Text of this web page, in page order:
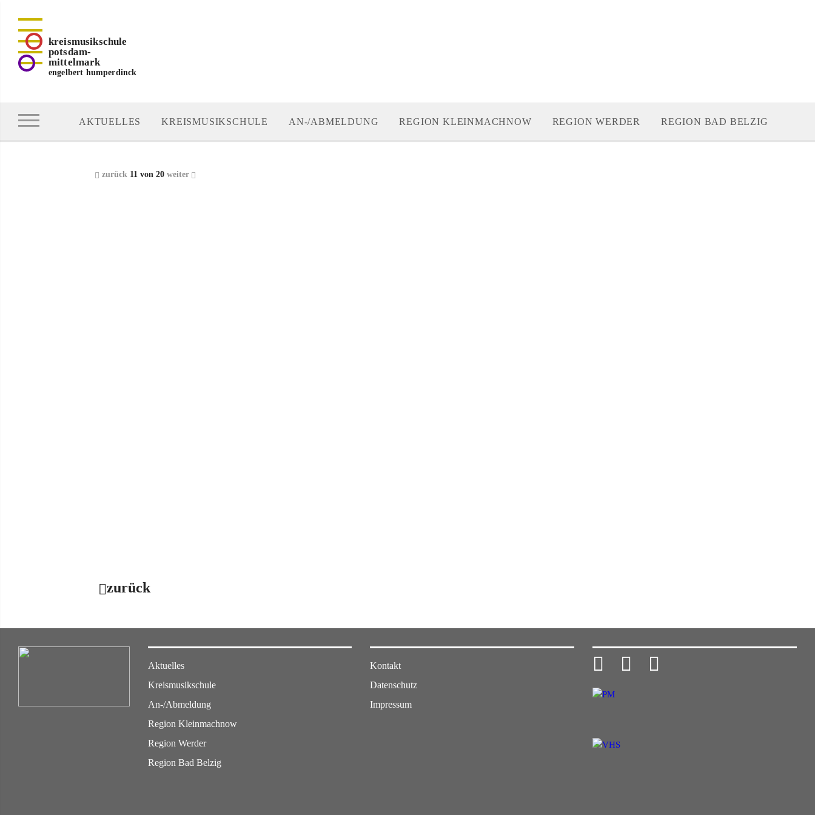
kreismusikschule
potsdam-
mittelmark
engelbert humperdinck
AKTUELLES KREISMUSIKSCHULE AN-/ABMELDUNG REGION KLEINMACHNOW REGION WERDER REGION BAD BELZIG
zurück11 von 20 weiter
zurück
Aktuelles
Kreismusikschule
An-/Abmeldung
Region Kleinmachnow
Region Werder
Region Bad Belzig
Kontakt
Datenschutz
Impressum
  